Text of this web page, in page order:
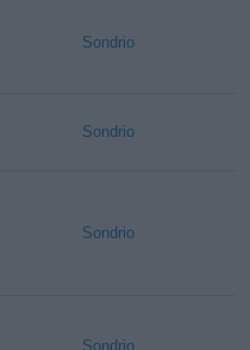
Sondrio
Sondrio
Sondrio
Sondrio